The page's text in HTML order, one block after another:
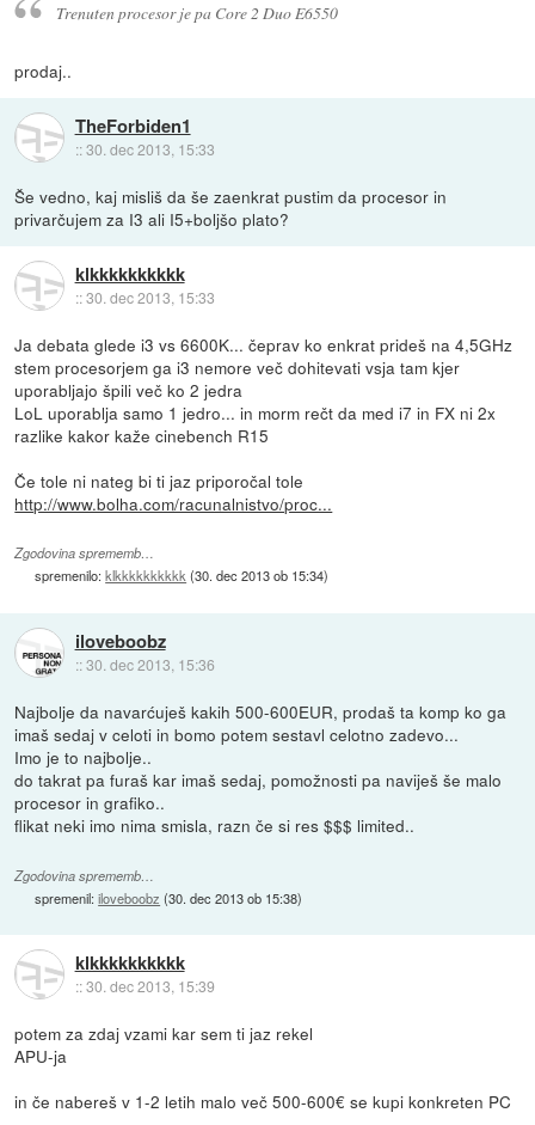
Trenuten procesor je pa Core 2 Duo E6550
prodaj..
TheForbiden1
::30. dec 2013, 15:33
Še vedno, kaj misliš da še zaenkrat pustim da procesor in
privarčujem za I3 ali I5+boljšo plato?
klkkkkkkkkkk
::30. dec 2013, 15:33
Ja debata glede i3 vs 6600K... čeprav ko enkrat prideš na 4,5GHz
stem procesorjem ga i3 nemore več dohitevati vsja tam kjer
uporabljajo špili več ko 2 jedra
LoL uporablja samo 1 jedro... in morm rečt da med i7 in FX ni 2x
razlike kakor kaže cinebench R15
Če tole ni nateg bi ti jaz priporočal tole
http://www.bolha.com/racunalnistvo/proc...
Zgodovina sprememb…
spremenilo:klkkkkkkkkkk(30. dec 2013 ob 15:34)
iloveboobz
::30. dec 2013, 15:36
Najbolje da navarćuješ kakih 500-600EUR, prodaš ta komp ko ga
imaš sedaj v celoti in bomo potem sestavl celotno zadevo...
Imo je to najbolje..
do takrat pa furaš kar imaš sedaj, pomožnosti pa naviješ še malo
procesor in grafiko..
flikat neki imo nima smisla, razn če si res $$$ limited..
Zgodovina sprememb…
spremenil:iloveboobz (30. dec 2013 ob 15:38)
klkkkkkkkkkk
::30. dec 2013, 15:39
potem za zdaj vzami kar sem ti jaz rekel
APU-ja
in če nabereš v 1-2 letih malo več 500-600€ se kupi konkreten PC